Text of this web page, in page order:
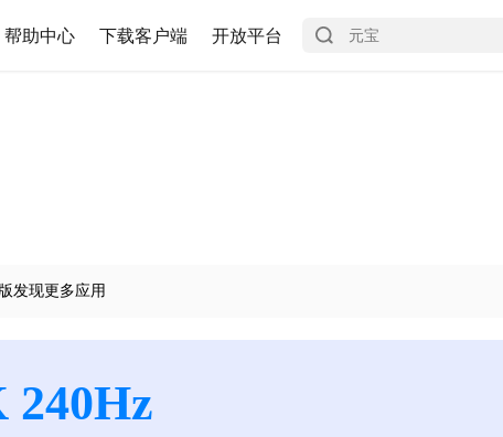
帮助中心 下载客户端 开放平台
发现更多应用
240Hz